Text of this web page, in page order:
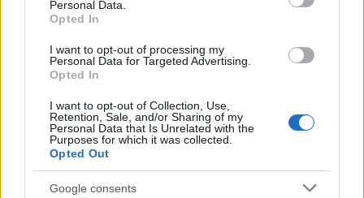
Personal Data.
Opted In
I want to opt-out of processing my
Personal Data for Targeted Advertising.
Opted In
I want to opt-out of Collection, Use,
Retention, Sale, and/or Sharing of my
Personal Data that Is Unrelated with the
Purposes for which it was collected.
Opted Out
Google consents